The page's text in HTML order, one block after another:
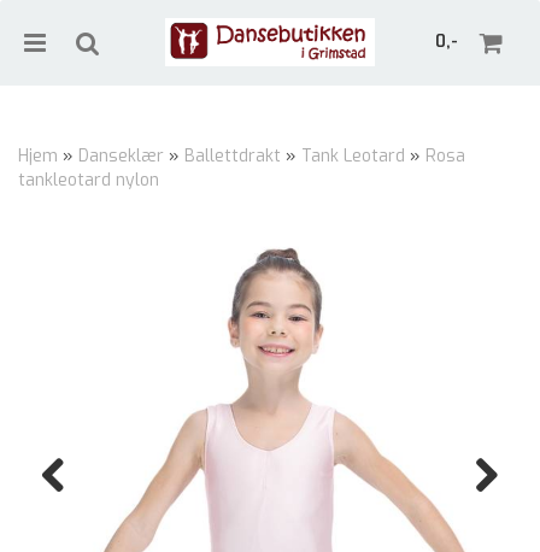
0,-
Hjem » Danseklær » Ballettdrakt » Tank Leotard » Rosa
tankleotard nylon